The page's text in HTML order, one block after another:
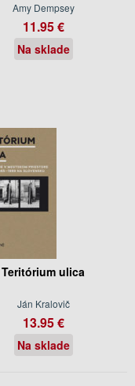
Amy Dempsey
11.95 €
Na sklade
Teritórium ulica
Ján Kralovič
13.95 €
Na sklade